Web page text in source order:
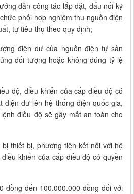
dẫn công tác lắp đặt, đấu nối kỹ
phối hợp nghiệm thu nguồn điện
tự tiêu thụ theo quy định;
điện dư của nguồn điện tự sản
đối tượng hoặc không đúng tỷ lệ
độ, điều khiển của cấp điều độ có
điện dư lên hệ thống điện quốc gia,
điều độ sẽ gây mất an toàn cho
thiết bị, phương tiện kết nối với hệ
khiển của cấp điều độ có quyền
đồng đến 100.000.000 đồng đối với